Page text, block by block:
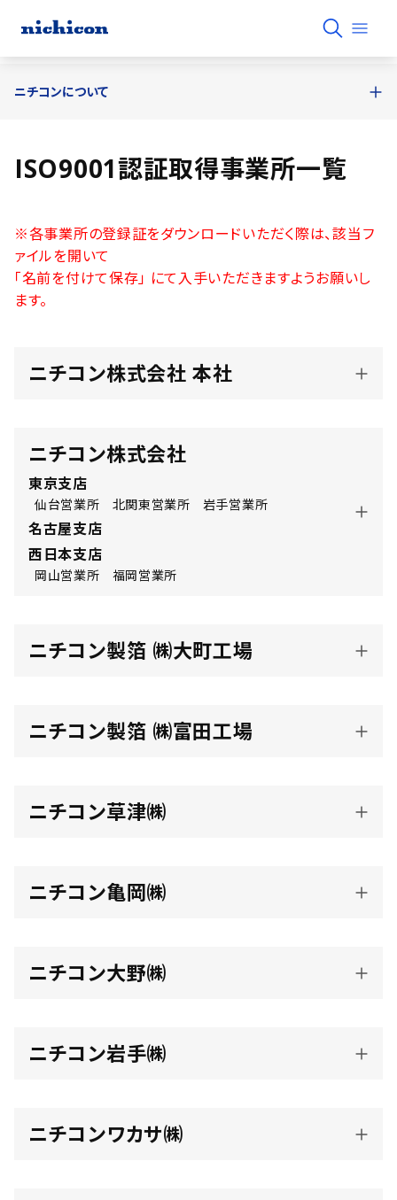
ISO9001認証取得事業所一覧
※各事業所の登録証をダウンロードいただく際は、該当フ
ァイルを開いて
「名前を付けて保存」 にて入手いただきますようお願いし
ます。
ニチコン株式会社 本社
ニチコン株式会社
東京支店
仙台営業所 北関東営業所 岩手営業所
名古屋支店
西日本支店
岡山営業所 福岡営業所
ニチコン製箔 ㈱大町工場
ニチコン製箔 ㈱富田工場
ニチコン草津㈱
ニチコン亀岡㈱
ニチコン大野㈱
ニチコン岩手㈱
ニチコンワカサ㈱
ニチコンについて